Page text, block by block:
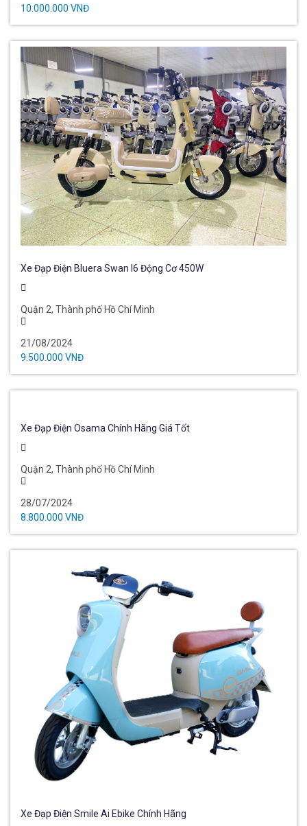
10.000.000 VNĐ
Xe Đạp Điện Bluera Swan I6 Động Cơ 450W
Quận 2, Thành phố Hồ Chí Minh
21/08/2024
9.500.000 VNĐ
Xe Đạp Điện Osama Chính Hãng Giá Tốt
Quận 2, Thành phố Hồ Chí Minh
28/07/2024
8.800.000 VNĐ
Xe Đạp Điện Smile Ai Ebike Chính Hãng